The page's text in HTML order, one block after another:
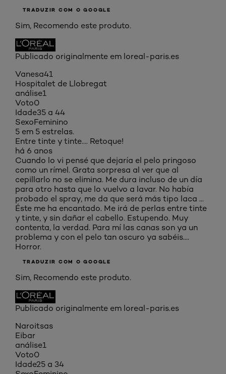
TRADUZIR COM O GOOGLE
Sim, Recomendo este produto.
Publicado originalmente em loreal-paris.es
Vanesa41
Hospitalet de Llobregat
análise1
Voto0
Idade35 a 44
SexoFeminino
5 em 5 estrelas.
Entre tinte y tinte.... Retoque!
há 6 anos
Cuando lo vi pensé que dejaría el pelo pringoso
como un rímel. Grata sorpresa al ver que al
cepillarlo no se elimina. Me dura incluso de un día
para otro hasta que lo vuelvo a lavar. No había
probado el spray, me da que será más tipo laca ...
Éste me ha encantado. Me irá de perlas entre tinte
y tinte, y sin dañar el cabello. Estupendo. Muy
contenta, la verdad. Para mí las canas son ya un
problema y con el pelo tan oscuro ya sabéis....
Horror.
TRADUZIR COM O GOOGLE
Sim, Recomendo este produto.
Publicado originalmente em loreal-paris.es
Naroitsas
Eibar
análise1
Voto0
Idade25 a 34